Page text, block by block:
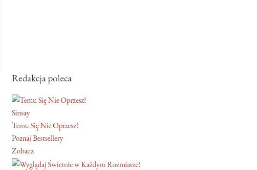
Redakcja poleca
Sinsay
Temu Się Nie Oprzesz!
Poznaj Bestsellery
Zobacz